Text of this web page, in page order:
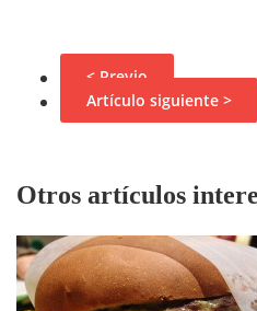
< Previo
Artículo siguiente >
Otros artículos